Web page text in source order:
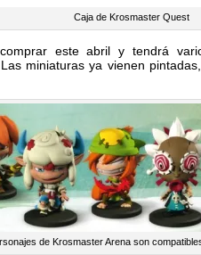
Caja de Krosmaster Quest
este abril y tendrá
miniaturas ya vienen
de Krosmaster Arena son